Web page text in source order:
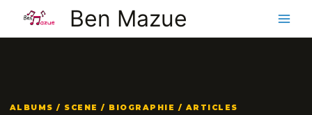
contenu
Ben Mazue
ALBUMS / SCENE / BIOGRAPHIE / ARTICLES